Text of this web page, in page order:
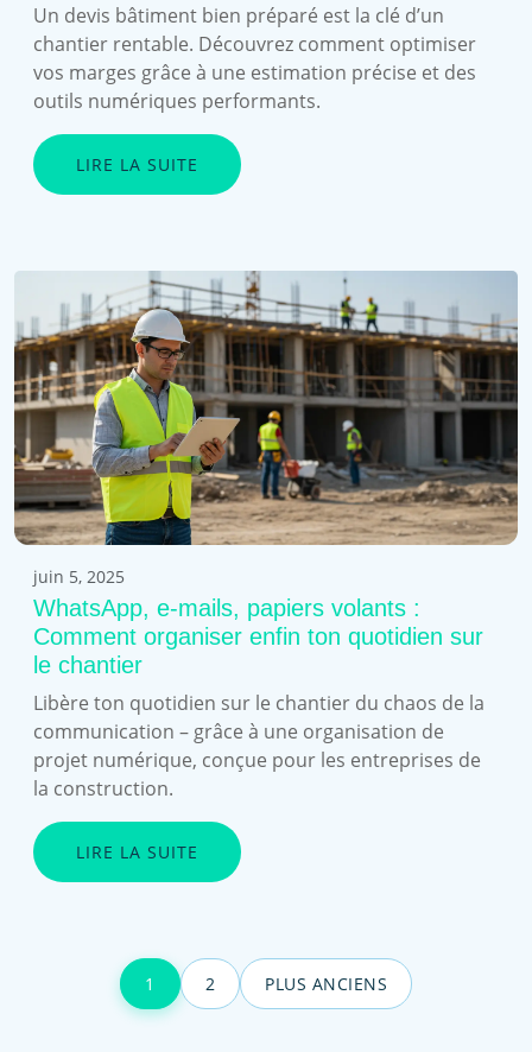
Un devis bâtiment bien préparé est la clé d’un
chantier rentable. Découvrez comment optimiser
vos marges grâce à une estimation précise et des
outils numériques performants.
LIRE LA SUITE
juin 5, 2025
WhatsApp, e-mails, papiers volants :
Comment organiser enfin ton quotidien sur
le chantier
Libère ton quotidien sur le chantier du chaos de la
communication – grâce à une organisation de
projet numérique, conçue pour les entreprises de
la construction.
LIRE LA SUITE
1 2 PLUS ANCIENS